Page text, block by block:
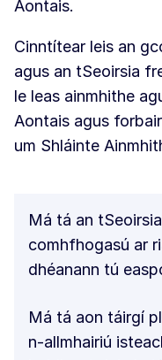
Aontais.
Cinntítear leis an
agus an tSeoirsia
le leas ainmhithe
Aontais agus
um Shláinte
Má tá an
comhfhogasú ar
dhéanann tú
Má tá aon táirgí
n-allmhairiú